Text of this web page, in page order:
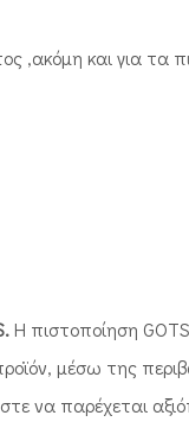
,ακόμη και για τα
Η πιστοποίηση
μέσω της
να παρέχεται